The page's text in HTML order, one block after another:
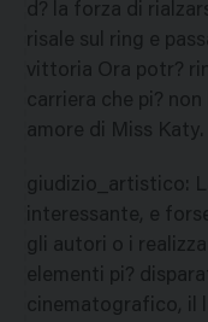
d? la forza di
risale sul ring e
vittoria Ora potr?
carriera che pi?
amore di Miss Katy.
giudizio_artistico:
interessante, e
gli autori o i
elementi pi?
cinematografico, il